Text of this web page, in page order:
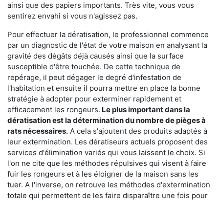
ainsi que des papiers importants. Très vite, vous vous
sentirez envahi si vous n'agissez pas.
Pour effectuer la dératisation, le professionnel commence
par un diagnostic de l'état de votre maison en analysant la
gravité des dégâts déjà causés ainsi que la surface
susceptible d'être touchée. De cette technique de
repérage, il peut dégager le degré d'infestation de
l'habitation et ensuite il pourra mettre en place la bonne
stratégie à adopter pour exterminer rapidement et
efficacement les rongeurs. Le plus important dans la
dératisation est la détermination du nombre de pièges à
rats nécessaires. A cela s'ajoutent des produits adaptés à
leur extermination. Les dératiseurs actuels proposent des
services d'élimination variés qui vous laissent le choix. Si
l'on ne cite que les méthodes répulsives qui visent à faire
fuir les rongeurs et à les éloigner de la maison sans les
tuer. A l'inverse, on retrouve les méthodes d'extermination
totale qui permettent de les faire disparaître une fois pour